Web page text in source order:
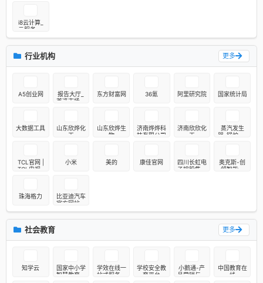
i8云计算_
云服务器,
稳定，高性
CN2独享云
服务器
行业机构 更多
A5创业网
报告大厅_
首选市场调
调研报告
东方财富网 36氪 阿里研究院 国家统计局
大数据工具
山东欣烨化
工
山东欣烨生
物
济南烨烨科
技有限公司
济南欣欣化
工
蒸汽发生
器-锅炉-工
限公司官网
首页
TCL官网 |
TCL电视-
光伏产业
小米 美的 康佳官网
四川长虹电
子控股集团
奥克斯-创
领智能生
珠海格力
比亚迪汽车
官方网站首
页 - 新能源
社会教育 更多
知学云
国家中小学
智慧教育平
学效在线一
站式服务平
学校安全教
育平台
小鹅通-产
品营销与用
中国教育在
线